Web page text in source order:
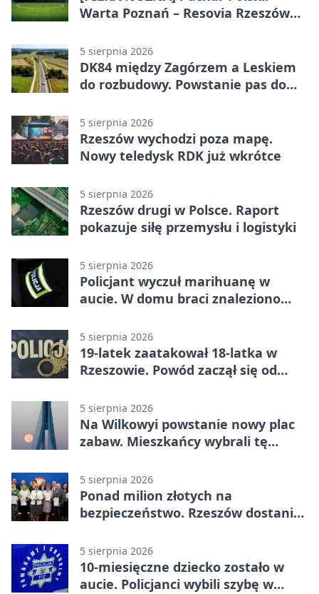
Warta Poznań – Resovia Rzeszów
pierwszoligowca
5 sierpnia 2026
DK84 między Zagórzem a Leskiem
do rozbudowy. Powstanie pas do
5 sierpnia 2026
Rzeszów wychodzi poza mapę.
Nowy teledysk RDK już wkrótce
5 sierpnia 2026
Rzeszów drugi w Polsce. Raport
pokazuje siłę przemysłu i logistyki
5 sierpnia 2026
Policjant wyczuł marihuanę w
aucie. W domu braci znaleziono
5 sierpnia 2026
19-latek zaatakował 18-latka w
Rzeszowie. Powód zaczął się od
5 sierpnia 2026
Na Wilkowyi powstanie nowy plac
zabaw. Mieszkańcy wybrali tę
5 sierpnia 2026
Ponad milion złotych na
bezpieczeństwo. Rzeszów dostanie
5 sierpnia 2026
10-miesięczne dziecko zostało w
aucie. Policjanci wybili szybę w